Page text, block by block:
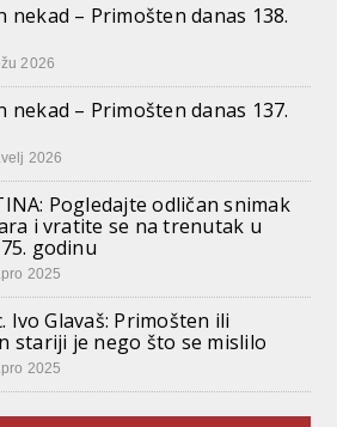
nekad – Primošten danas 138.
2026
nekad – Primošten danas 137.
2026
Pogledajte odličan snimak
i vratite se na trenutak u
godinu
2025
Ivo Glavaš: Primošten ili
stariji je nego što se mislilo
2025